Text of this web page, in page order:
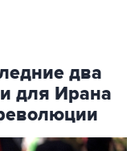
два
для Ирана